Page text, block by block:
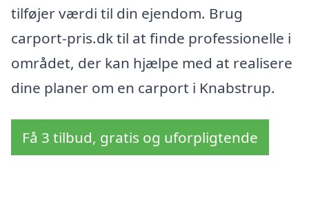
tilføjer værdi til din ejendom. Brug
carport-pris.dk til at finde professionelle i
området, der kan hjælpe med at realisere
dine planer om en carport i Knabstrup.
Få 3 tilbud, gratis og uforpligtende